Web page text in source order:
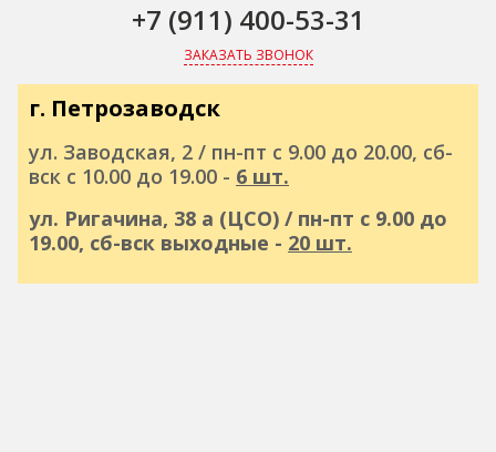
+7 (911) 400-53-31
ЗАКАЗАТЬ ЗВОНОК
г. Петрозаводск
ул. Заводская, 2 / пн-пт с 9.00 до 20.00, сб-
вск с 10.00 до 19.00 - 6 шт.
ул. Ригачина, 38 а (ЦСО) / пн-пт с 9.00 до
19.00, сб-вск выходные - 20 шт.